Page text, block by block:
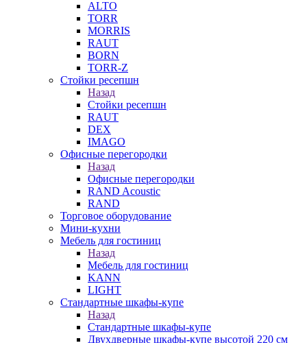
ALTO
TORR
MORRIS
RAUT
BORN
TORR-Z
Стойки ресепшн
Назад
Стойки ресепшн
RAUT
DEX
IMAGO
Офисные перегородки
Назад
Офисные перегородки
RAND Acoustic
RAND
Торговое оборудование
Мини-кухни
Мебель для гостиниц
Назад
Мебель для гостиниц
KANN
LIGHT
Стандартные шкафы-купе
Назад
Стандартные шкафы-купе
Двухдверные шкафы-купе высотой 220 см